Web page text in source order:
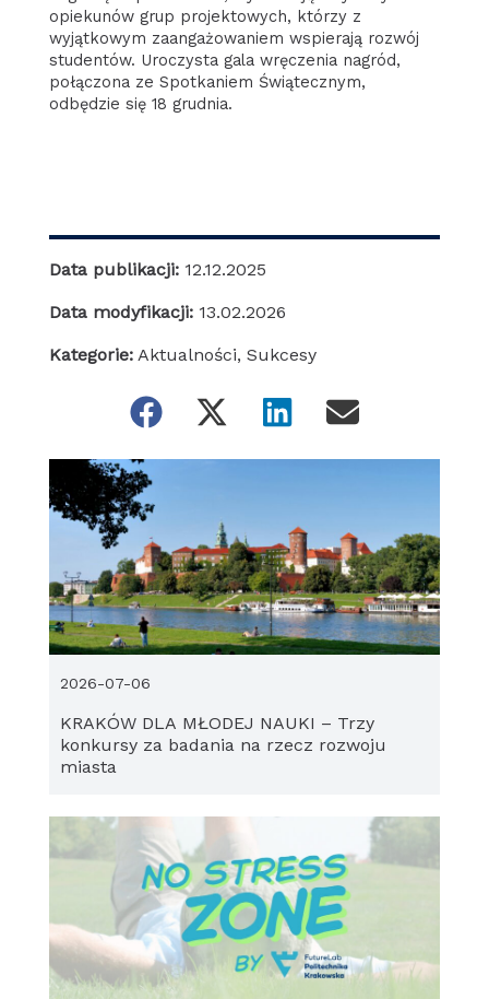
opiekunów grup projektowych, którzy z
wyjątkowym zaangażowaniem wspierają rozwój
studentów. Uroczysta gala wręczenia nagród,
połączona ze Spotkaniem Świątecznym,
odbędzie się 18 grudnia.
Data publikacji: 12.12.2025
Data modyfikacji: 13.02.2026
Kategorie: Aktualności, Sukcesy
KRAKÓW DLA MŁODEJ NAUKI – Trzy
konkursy za badania na rzecz rozwoju
miasta
2026-07-06